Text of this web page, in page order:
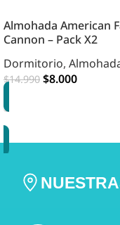
Almohada American
Cannon – Pack X2
Dormitorio,
$14.990 $8.000